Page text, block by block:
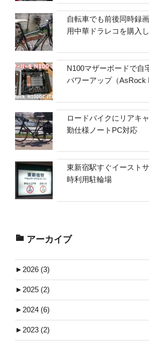
自転車でも前後同時録
用中華ドラレコを購入
N100マザーボードで自
パワーアップ（AsRock
ロードバイクにリアキ
勤仕様ノートPC対応
東新宿駅すぐイースト
時利用駐輪場
アーカイブ
► 2026 (3)
► 2025 (2)
► 2024 (6)
► 2023 (2)